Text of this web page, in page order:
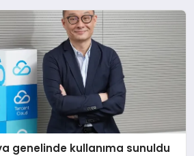
genelinde kullanıma sunuldu